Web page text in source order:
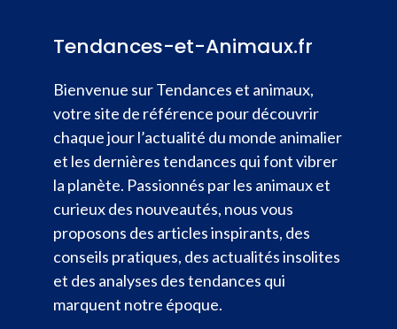
Tendances-et-Animaux.fr
Bienvenue sur Tendances et animaux,
votre site de référence pour découvrir
chaque jour l’actualité du monde animalier
et les dernières tendances qui font vibrer
la planète. Passionnés par les animaux et
curieux des nouveautés, nous vous
proposons des articles inspirants, des
conseils pratiques, des actualités insolites
et des analyses des tendances qui
marquent notre époque.